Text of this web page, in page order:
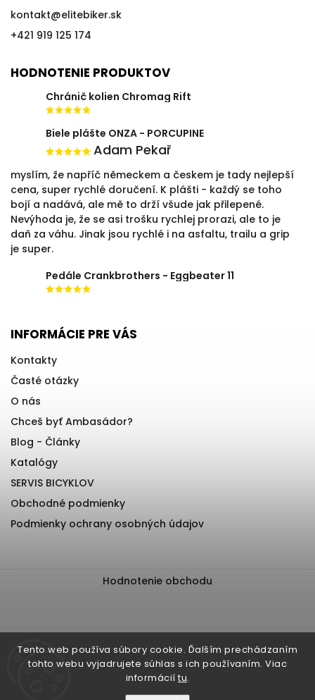
Tento web používa súbory cookie. Ďalším prechádzaním
tohto webu vyjadrujete súhlas s ich používaním. Viac
informácií tu.
kontakt@elitebiker.sk
+421 919 125 174
HODNOTENIE PRODUKTOV
Chránič kolien Chromag Rift
Biele plášte ONZA - PORCUPINE
Adam Pekař
myslím, že napříč německem a českem je tady nejlepší
cena, super rychlé doručení. K plášti - každý se toho
bojí a nadává, ale mě to drží všude jak přilepené.
Nevýhoda je, že se asi trošku rychlej prorazi, ale to je
daň za váhu. Jinak jsou rychlé i na asfaltu, trailu a grip
je super.
Pedále Crankbrothers - Eggbeater 11
INFORMÁCIE PRE VÁS
Kontakty
Časté otázky
O nás
Chceš byť Ambasádor?
Blog - Články
Katalógy
SERVIS BICYKLOV
Obchodné podmienky
Podmienky ochrany osobných údajov
Hodnotenie obchodu